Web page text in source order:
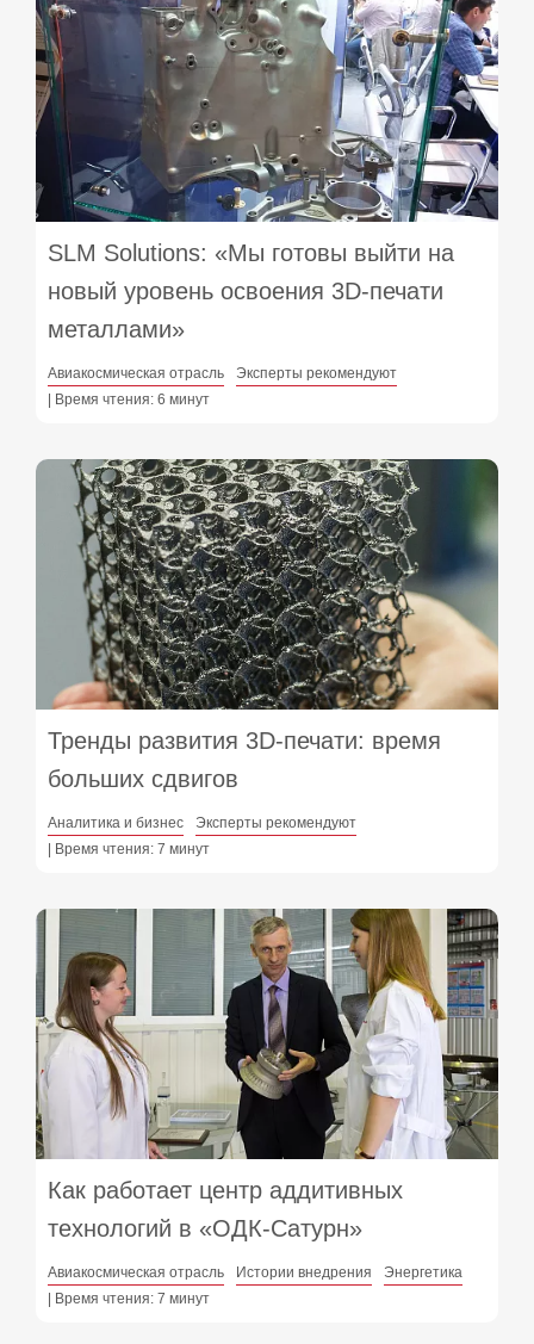
SLM Solutions: «Мы готовы выйти на
новый уровень освоения 3D-печати
металлами»
Авиакосмическая отрасль
Эксперты рекомендуют
| Время чтения: 6 минут
Тренды развития 3D-печати: время
больших сдвигов
Аналитика и бизнес
Эксперты рекомендуют
| Время чтения: 7 минут
Как работает центр аддитивных
технологий в «ОДК-Сатурн»
Авиакосмическая отрасль Истории внедрения
Энергетика
| Время чтения: 7 минут